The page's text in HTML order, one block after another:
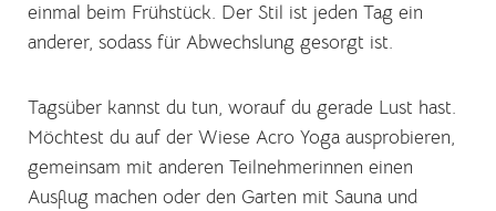
einmal beim Frühstück. Der Stil ist jeden Tag ein
anderer, sodass für Abwechslung gesorgt ist.
Tagsüber kannst du tun, worauf du gerade Lust hast.
Möchtest du auf der Wiese Acro Yoga ausprobieren,
gemeinsam mit anderen Teilnehmerinnen einen
Ausflug machen oder den Garten mit Sauna und